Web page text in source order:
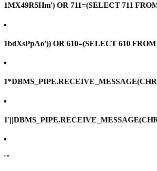
1MX49R5Hm') OR 711=(SELECT 711
1bdXsPpAo')) OR 610=(SELECT 610
'"